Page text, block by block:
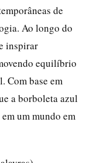
de
Ao longo do
inspirar
equilíbrio
Com base em
a borboleta azul
um mundo em